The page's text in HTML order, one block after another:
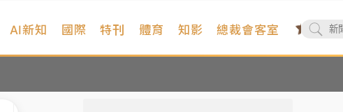
AI新知 國際 特刊 體育 知影 總裁會客室